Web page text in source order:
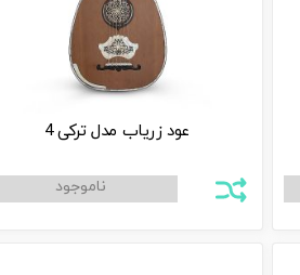
عود زریاب مدل ترکی 4